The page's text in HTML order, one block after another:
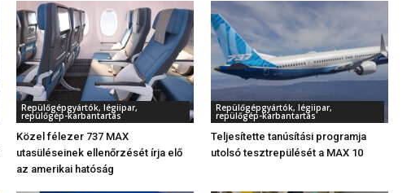
Repülőgépgyártók, légiipar,
repülőgép-karbantartás
Közel félezer 737 MAX
utasüléseinek ellenőrzését írja elő
az amerikai hatóság
Repülőgépgyártók, légiipar,
repülőgép-karbantartás
Teljesítette tanúsítási programja
utolsó tesztrepülését a MAX 10